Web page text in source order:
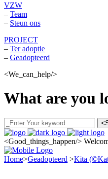
VZW
– Team
– Steun ons
PROJECT
– Ter adoptie
– Geadopteerd
<We_can_help/>
What are you
<Good_things_happen/>
Home>Geadopteerd >Kita